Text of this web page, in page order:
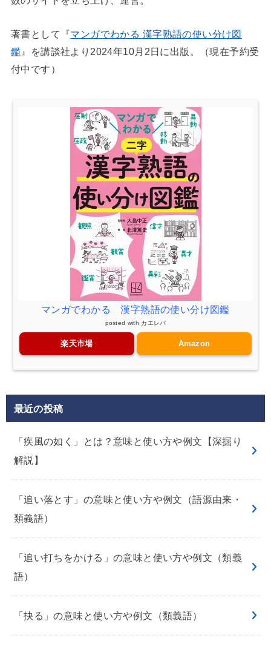
著書として『マンガでわかる 漢字熟語の使い分け図
鑑 』を講談社より2024年10月2日に出版。（現在予約受
付中です）
マンガでわかる 漢字熟語の使い分け図鑑
posted with カエレバ
楽天市場 Amazon
最近の投稿
「疾風の如く」とは？意味と使い方や例文【深掘り
解説】
「追い落とす」の意味と使い方や例文（語源由来・
類義語）
「追い打ちをかける」の意味と使い方や例文（類義
語）
「抉る」の意味と使い方や例文（類義語）